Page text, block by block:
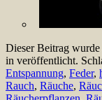
Dieser Beitrag wurde
in veröffentlicht.
Entspannung, Feder,
Rauch, Räuche,